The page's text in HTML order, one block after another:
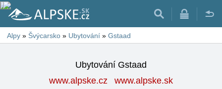
Alpy » Švýcarsko » Ubytování » Gstaad
Ubytování Gstaad
www.alpske.cz
www.alpske.sk